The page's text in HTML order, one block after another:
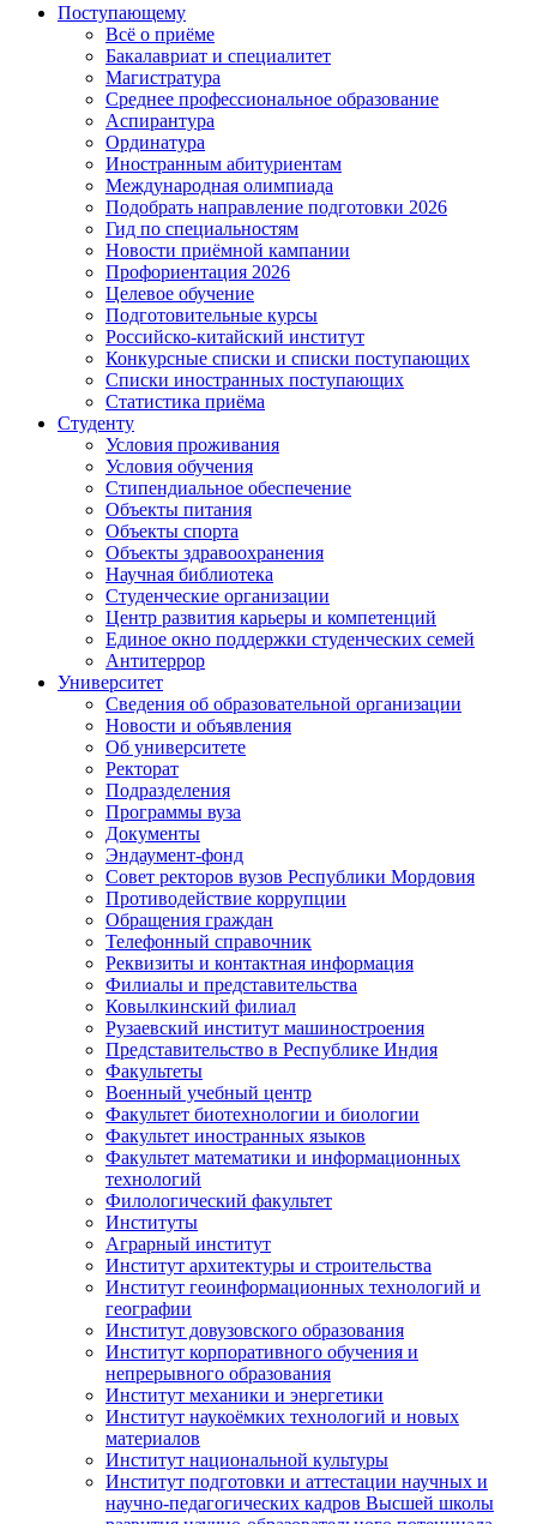
Поступающему
Всё о приёме
Бакалавриат и специалитет
Магистратура
Среднее профессиональное образование
Аспирантура
Ординатура
Иностранным абитуриентам
Международная олимпиада
Подобрать направление подготовки 2026
Гид по специальностям
Новости приёмной кампании
Профориентация 2026
Целевое обучение
Подготовительные курсы
Российско-китайский институт
Конкурсные списки и списки поступающих
Списки иностранных поступающих
Статистика приёма
Студенту
Условия проживания
Условия обучения
Стипендиальное обеспечение
Объекты питания
Объекты спорта
Объекты здравоохранения
Научная библиотека
Студенческие организации
Центр развития карьеры и компетенций
Единое окно поддержки студенческих семей
Антитеррор
Университет
Сведения об образовательной организации
Новости и объявления
Об университете
Ректорат
Подразделения
Программы вуза
Документы
Эндаумент-фонд
Совет ректоров вузов Республики Мордовия
Противодействие коррупции
Обращения граждан
Телефонный справочник
Реквизиты и контактная информация
Филиалы и представительства
Ковылкинский филиал
Рузаевский институт машиностроения
Представительство в Республике Индия
Факультеты
Военный учебный центр
Факультет биотехнологии и биологии
Факультет иностранных языков
Факультет математики и информационных
технологий
Филологический факультет
Институты
Аграрный институт
Институт архитектуры и строительства
Институт геоинформационных технологий и
географии
Институт довузовского образования
Институт корпоративного обучения и
непрерывного образования
Институт механики и энергетики
Институт наукоёмких технологий и новых
материалов
Институт национальной культуры
Институт подготовки и аттестации научных и
научно-педагогических кадров Высшей школы